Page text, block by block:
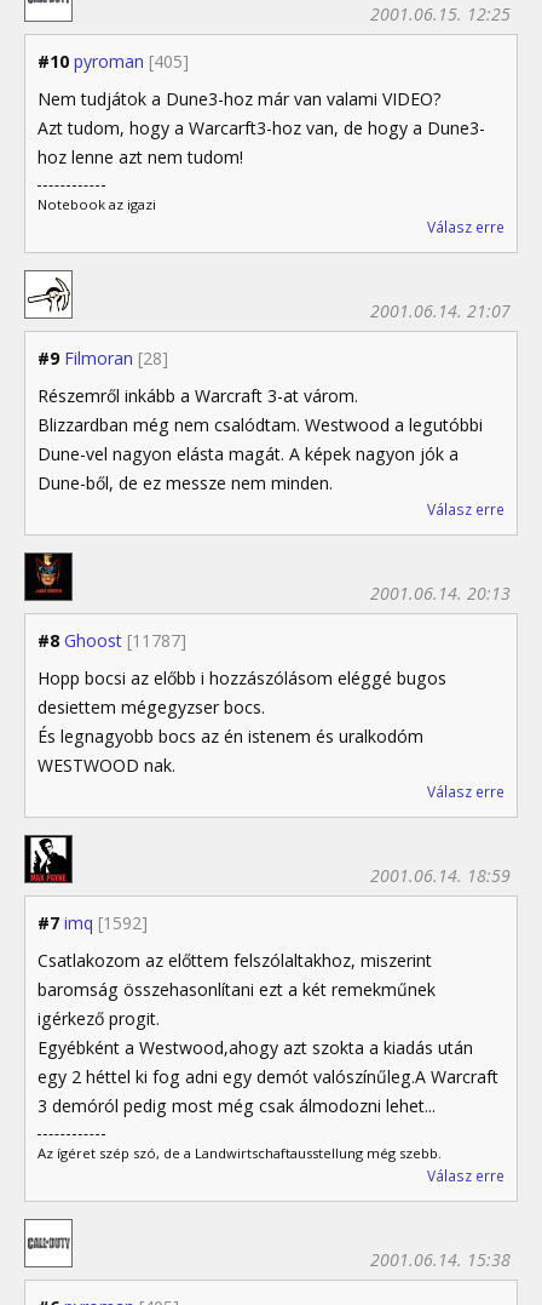
#10 pyroman [405]
2001.06.15. 12:25
Nem tudjátok a Dune3-hoz már van valami VIDEO?
Azt tudom, hogy a Warcarft3-hoz van, de hogy a Dune3-
hoz lenne azt nem tudom!
Notebook az igazi
Válasz erre
#9 Filmoran [28]
2001.06.14. 21:07
Részemről inkább a Warcraft 3-at várom.
Blizzardban még nem csalódtam. Westwood a legutóbbi
Dune-vel nagyon elásta magát. A képek nagyon jók a
Dune-ből, de ez messze nem minden.
Válasz erre
#8 Ghoost [11787]
2001.06.14. 20:13
Hopp bocsi az előbb i hozzászólásom eléggé bugos
desiettem mégegyzser bocs.
És legnagyobb bocs az én istenem és uralkodóm
WESTWOOD nak.
Válasz erre
#7 imq [1592]
2001.06.14. 18:59
Csatlakozom az előttem felszólaltakhoz, miszerint
baromság összehasonlítani ezt a két remekműnek
igérkező progit.
Egyébként a Westwood,ahogy azt szokta a kiadás után
egy 2 héttel ki fog adni egy demót valószínűleg.A Warcraft
3 demóról pedig most még csak álmodozni lehet...
Az ígéret szép szó, de a Landwirtschaftausstellung még szebb.
Válasz erre
2001.06.14. 15:38